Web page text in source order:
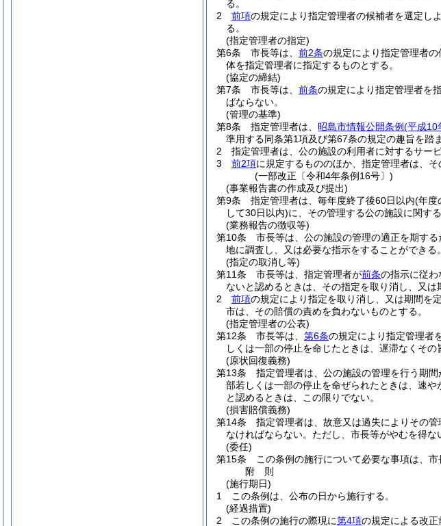
る。
2
前項の規定により指定管理者の候補者を選定し
る。
(指定管理者の指定)
第6条
市長等は、 前2条の規定により指定管理者
体を指定管理者に指定するものとする。
(協定の締結)
第7条
市長等は、 前条の規定により指定管理者を
ばならない。
(管理の基準)
第8条
指定管理者は、 昭島市情報公開条例(平成10
準用する同条第1項及び第67条の規定の趣旨を踏
2
指定管理者は、公の施設の利用者に対するサー
3
前2項に規定するもののほか、指定管理者は、
(一部改正〔令和4年条例16号〕)
(事業報告書の作成及び提出)
第9条
指定管理者は、毎年度終了後60日以内(年度
して30日以内)に、その管理する公の施設に関す
(業務報告の徴収等)
第10条
市長等は、公の施設の管理の適正を期す
地に調査し、又は必要な指示をすることができる。
(指定の取消し等)
第11条
市長等は、指定管理者が前条の指示に従わ
ないと認めるときは、その指定を取り消し、又
2
前項の規定により指定を取り消し、又は期間を
市は、その賠償の責めを負わないものとする。
(指定管理者の公表)
第12条
市長等は、 第6条の規定により指定管理者
しくは一部の停止を命じたときは、遅滞なくその
(原状回復義務)
第13条
指定管理者は、公の施設の管理を行う期
部若しくは一部の停止を命ぜられたときは、速
と認めるときは、この限りでない。
(損害賠償義務)
第14条
指定管理者は、故意又は過失によりその
なければならない。 ただし、市長等がやむを得な
(委任)
第15条
この条例の施行について必要な事項は、市
附 則
(施行期日)
1
この条例は、公布の日から施行する。
(経過措置)
2
この条例の施行の際現に第4項の規定による改正